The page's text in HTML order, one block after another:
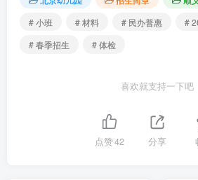
郭老师
# 小班
# 材料 # 民办普惠 #
# 春季招生
# 体检
喜欢就支持一下吧
点赞42 分享